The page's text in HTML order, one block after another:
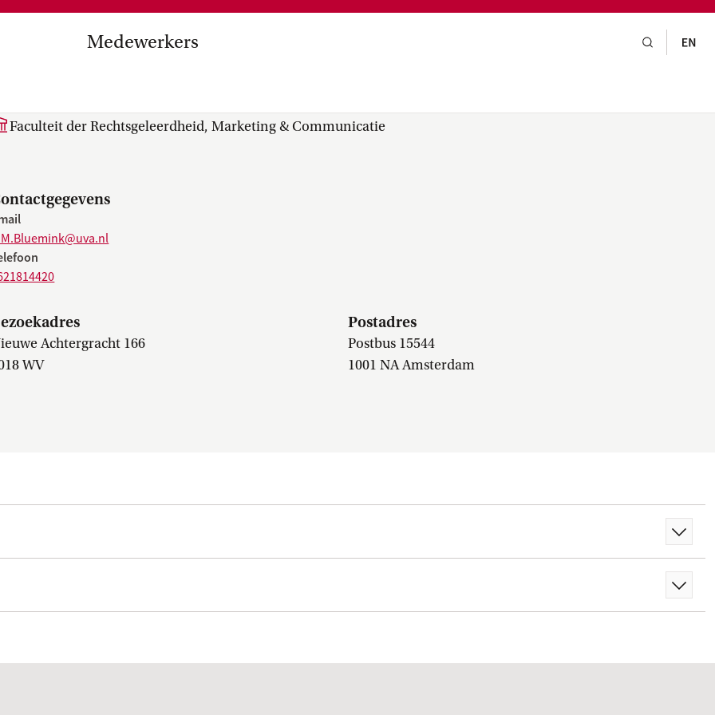
Medewerkers
plan, instellingsplan,
Internationalisering in
Medezeggenschap, ondernemingsraad,
Faculteit der Rechtsgeleerdheid, Marketing & Communicatie
Achtergracht 166
WV
Postadres
Postbus 15544
1001 NA Amsterdam